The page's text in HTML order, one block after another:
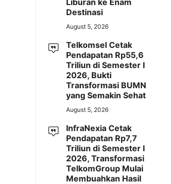
Liburan ke Enam
Destinasi
August 5, 2026
Telkomsel Cetak
Pendapatan Rp55,6
Triliun di Semester I
2026, Bukti
Transformasi BUMN
yang Semakin Sehat
August 5, 2026
InfraNexia Cetak
Pendapatan Rp7,7
Triliun di Semester I
2026, Transformasi
TelkomGroup Mulai
Membuahkan Hasil